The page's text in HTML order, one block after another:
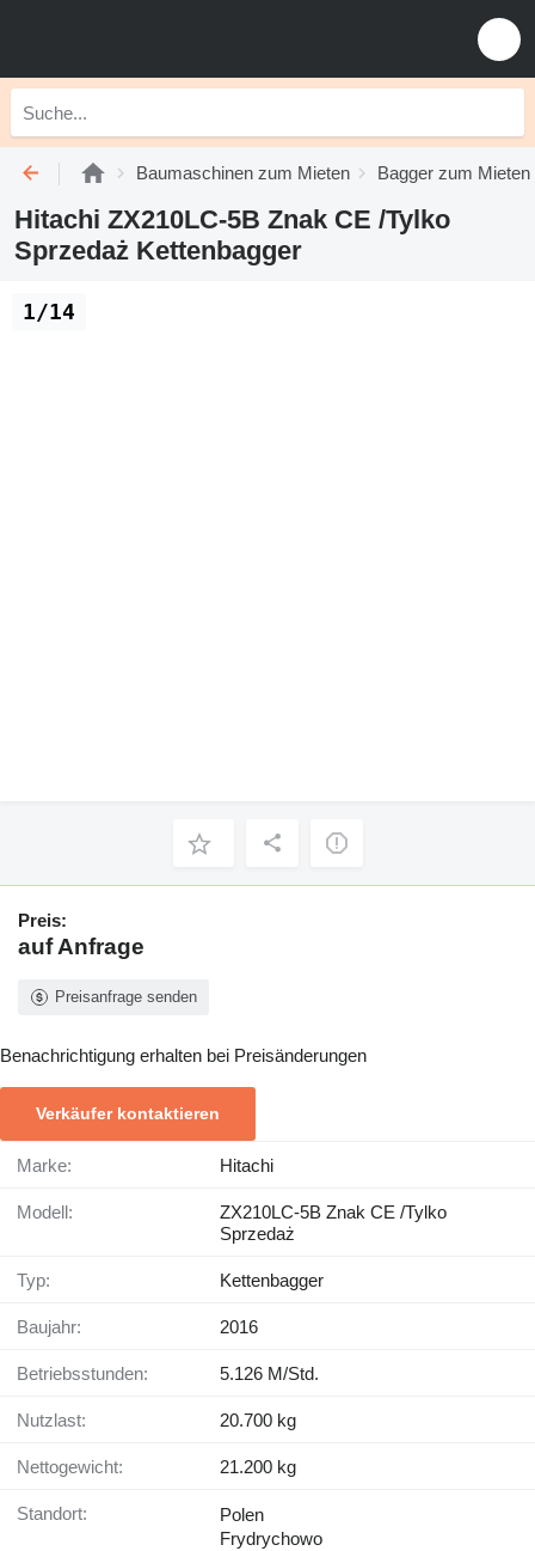
Baumaschinen zum Mieten Bagger zum Mieten
Hitachi ZX210LC-5B Znak CE /Tylko
Sprzedaż Kettenbagger
1/14
Preis:
auf Anfrage
Preisanfrage senden
Benachrichtigung erhalten bei Preisänderungen
Verkäufer kontaktieren
Marke: Hitachi
Modell:
ZX210LC-5B Znak CE /Tylko
Sprzedaż
Typ: Kettenbagger
Baujahr: 2016
Betriebsstunden: 5.126 M/Std.
Nutzlast: 20.700 kg
Nettogewicht: 21.200 kg
Standort:
Polen
Frydrychowo